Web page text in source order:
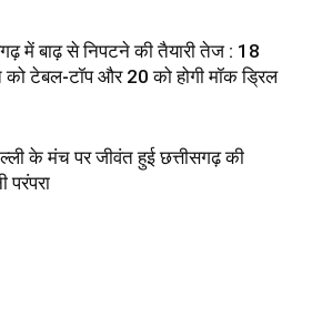
में बाढ़ से निपटने की तैयारी तेज : 18
टेबल-टॉप और 20 को होगी मॉक ड्रिल
के मंच पर जीवंत हुई छत्तीसगढ़ की
परंपरा